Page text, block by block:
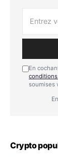
En
soumises
Crypto